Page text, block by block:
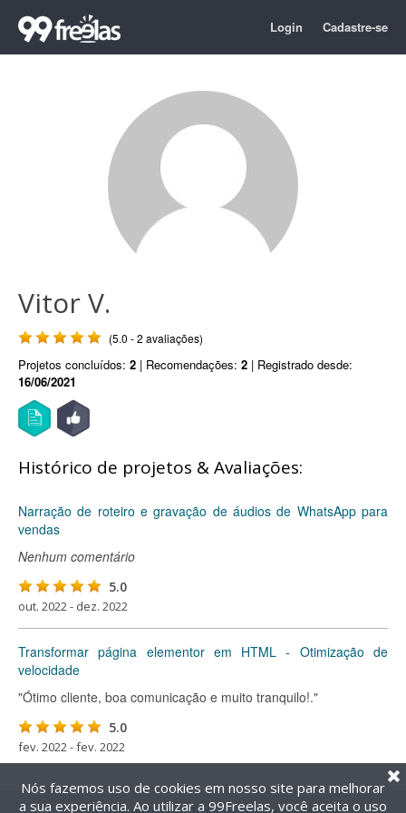
Login Cadastre-se
Vitor V.
(5.0 - 2 avaliações)
Projetos concluídos: 2 | Recomendações: 2 | Registrado desde:
16/06/2021
Histórico de projetos & Avaliações:
Narração de roteiro e gravação de áudios de WhatsApp para
vendas
Nenhum comentário
5.0
out. 2022 - dez. 2022
Transformar página elementor em HTML - Otimização de
velocidade
"Ótimo cliente, boa comunicação e muito tranquilo!."
5.0
fev. 2022 - fev. 2022
Nós fazemos uso de cookies em nosso site para melhorar
a sua experiência. Ao utilizar a 99Freelas, você aceita o uso